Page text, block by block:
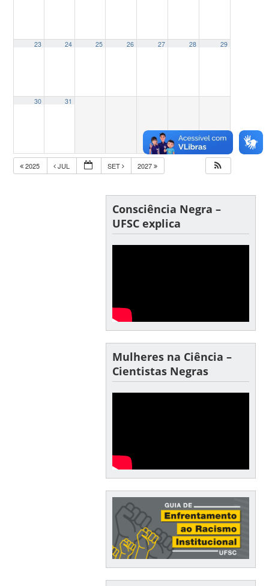
23 24 25 26 27 28 29
30 31
2025 JUL SET 2027
Consciência Negra –
UFSC explica
Mulheres na Ciência –
Cientistas Negras